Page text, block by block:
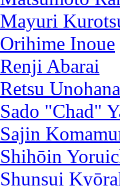
Mayuri
Orihime Inoue
Renji Abarai
Retsu Unohana
Sado "Chad"
Sajin
Shihōin
Shunsui